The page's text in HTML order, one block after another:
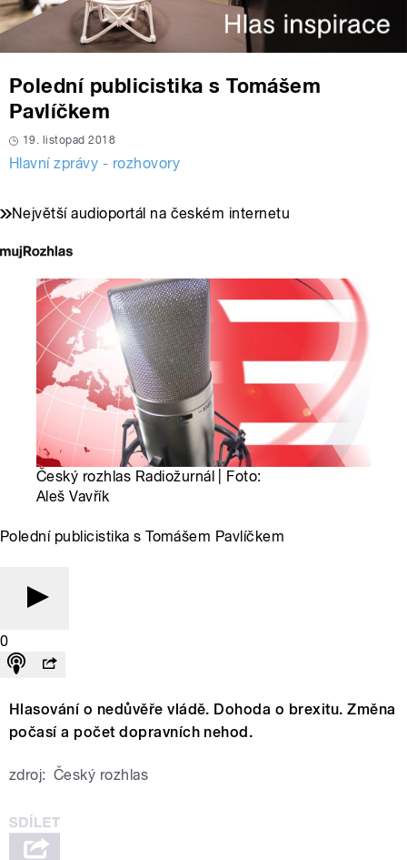
Polední publicistika s Tomášem
Pavlíčkem
19. listopad 2018
Hlavní zprávy - rozhovory
Největší audioportál na českém internetu
Český rozhlas Radiožurnál | Foto:
Aleš Vavřík
Polední publicistika s Tomášem Pavlíčkem
0
Hlasování o nedůvěře vládě. Dohoda o brexitu. Změna
počasí a počet dopravních nehod.
zdroj: Český rozhlas